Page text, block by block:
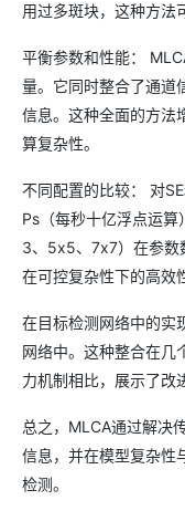
用过多斑块，这种方法
平衡参数和性能：
量。它同时整合了通道
信息。这种全面的方法
算复杂性。
不同配置的比较： 对
Ps（每秒十亿浮点运
3、5x5、7x7）在参数
在可控复杂性下的高效
在目标检测网络中的实
网络中。这种整合在几
力机制相比，展示了改
总之，MLCA通过解决
信息，并在模型复杂性
检测。